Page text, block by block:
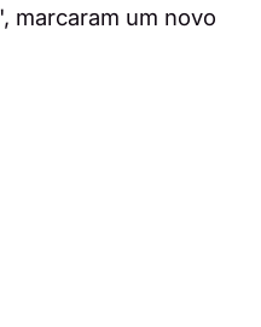
', marcaram um novo